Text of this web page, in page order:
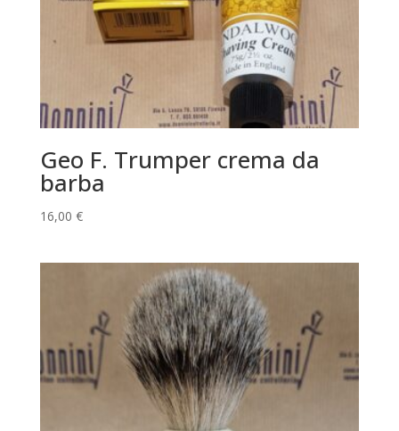
Geo F. Trumper crema da
barba
16,00 €